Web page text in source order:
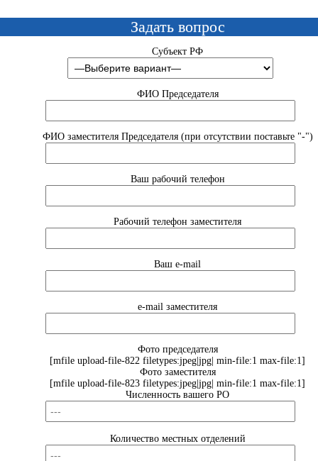
Задать вопрос
Субъект РФ
ФИО Председателя
ФИО заместителя Председателя (при отсутствии поставьте "-")
Ваш рабочий телефон
Рабочий телефон заместителя
Ваш e-mail
e-mail заместителя
Фото председателя
[mfile upload-file-822 filetypes:jpeg|jpg| min-file:1 max-file:1]
Фото заместителя
[mfile upload-file-823 filetypes:jpeg|jpg| min-file:1 max-file:1]
Численность вашего РО
Количество местных отделений